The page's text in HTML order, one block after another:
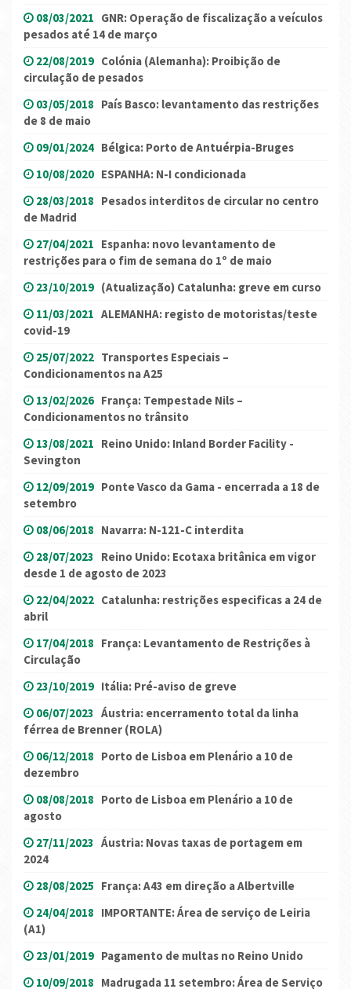
08/03/2021 GNR: Operação de fiscalização a veículos
pesados até 14 de março
22/08/2019 Colónia (Alemanha): Proibição de
circulação de pesados
03/05/2018 País Basco: levantamento das restrições
de 8 de maio
09/01/2024 Bélgica: Porto de Antuérpia-Bruges
10/08/2020 ESPANHA: N-I condicionada
28/03/2018 Pesados interditos de circular no centro
de Madrid
27/04/2021 Espanha: novo levantamento de
restrições para o fim de semana do 1º de maio
23/10/2019 (Atualização) Catalunha: greve em curso
11/03/2021 ALEMANHA: registo de motoristas/teste
covid-19
25/07/2022 Transportes Especiais –
Condicionamentos na A25
13/02/2026 França: Tempestade Nils –
Condicionamentos no trânsito
13/08/2021 Reino Unido: Inland Border Facility -
Sevington
12/09/2019 Ponte Vasco da Gama - encerrada a 18 de
setembro
08/06/2018 Navarra: N-121-C interdita
28/07/2023 Reino Unido: Ecotaxa britânica em vigor
desde 1 de agosto de 2023
22/04/2022 Catalunha: restrições especificas a 24 de
abril
17/04/2018 França: Levantamento de Restrições à
Circulação
23/10/2019 Itália: Pré-aviso de greve
06/07/2023 Áustria: encerramento total da linha
férrea de Brenner (ROLA)
06/12/2018 Porto de Lisboa em Plenário a 10 de
dezembro
08/08/2018 Porto de Lisboa em Plenário a 10 de
agosto
27/11/2023 Áustria: Novas taxas de portagem em
2024
28/08/2025 França: A43 em direção a Albertville
24/04/2018 IMPORTANTE: Área de serviço de Leiria
(A1)
23/01/2019 Pagamento de multas no Reino Unido
10/09/2018 Madrugada 11 setembro: Área de Serviço